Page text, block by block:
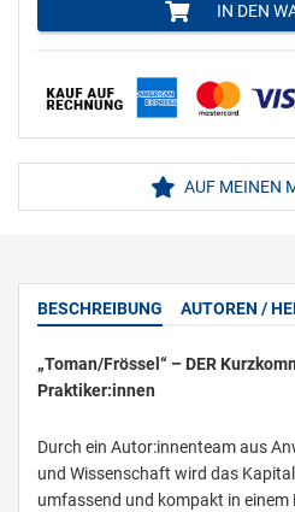
IN DEN
AUF MEINEN
BESCHREIBUNG AUTOREN /
„Toman/Frössel“ – DER
Praktiker:innen
Durch ein Autor:innenteam aus
und Wissenschaft wird das
umfassend und kompakt in